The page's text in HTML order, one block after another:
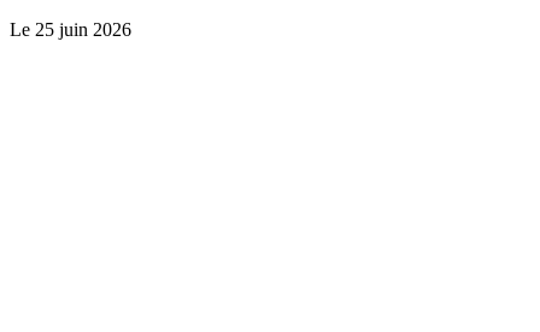
Le 25 juin 2026